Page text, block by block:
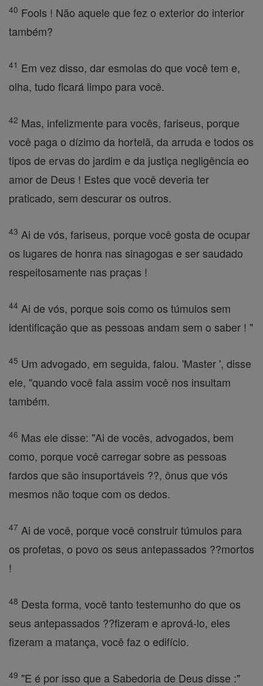
40 Fools ! Não aquele que fez o exterior do interior
também?
41 Em vez disso, dar esmolas do que você tem e,
olha, tudo ficará limpo para você.
42 Mas, infelizmente para vocês, fariseus, porque
você paga o dízimo da hortelã, da arruda e todos os
tipos de ervas do jardim e da justiça negligência eo
amor de Deus ! Estes que você deveria ter
praticado, sem descurar os outros.
43 Ai de vós, fariseus, porque você gosta de ocupar
os lugares de honra nas sinagogas e ser saudado
respeitosamente nas praças !
44 Ai de vós, porque sois como os túmulos sem
identificação que as pessoas andam sem o saber ! "
45 Um advogado, em seguida, falou. 'Master ', disse
ele, "quando você fala assim você nos insultam
também.
46 Mas ele disse: "Ai de vocês, advogados, bem
como, porque você carregar sobre as pessoas
fardos que são insuportáveis ??, ônus que vós
mesmos não toque com os dedos.
47 Ai de você, porque você construir túmulos para
os profetas, o povo os seus antepassados ??mortos
!
48 Desta forma, você tanto testemunho do que os
seus antepassados ??fizeram e aprová-lo, eles
fizeram a matança, você faz o edifício.
49 "E é por isso que a Sabedoria de Deus disse :"